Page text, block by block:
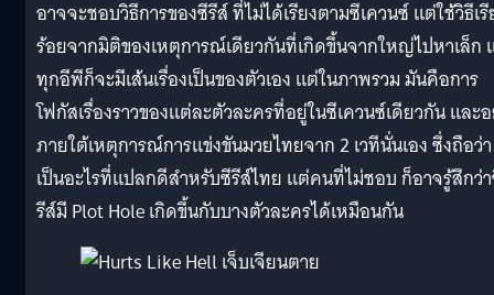
อาจจะชอบวิธีการของซีรีส์ ที่ไม่ได้เรียงตามซีเควนซ์ แต่ใช้วิธีเ
ร้อยจากมิติของเหตุการณ์เดียวกันที่เกิดขึ้นจากใหญ่ไปหาเล็ก
ทุกอีพีก็จะมีเส้นเรื่องเป็นของตัวเอง แต่ในภาพรวม มันคือการ
โฟกัสเรื่องราวของแต่ละตัวละครที่อยู่ในซีเควนซ์เดียวกัน และ
ภายใต้เหตุการณ์การแข่งขันมวยไทยจาก 2 เวทีนั่นเอง ซึ่งถือว่า
เป็นอะไรที่แปลกดีสำหรับซีรีส์ไทย แต่คนที่ไม่ชอบ ก็อาจรู้สึกว่
รีส์มี Plot Hole เกิดขึ้นกับบางตัวละครได้เหมือนกัน